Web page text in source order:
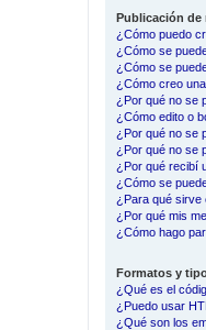
Publicación de
¿Cómo puedo
¿Cómo se
¿Cómo se
¿Cómo creo
¿Por qué no se
¿Cómo edito o
¿Por qué no se
¿Por qué no se
¿Por qué recibí
¿Cómo se
¿Para qué sirve
¿Por qué mis
¿Cómo hago
Formatos y
¿Qué es el
¿Puedo usar
¿Qué son los